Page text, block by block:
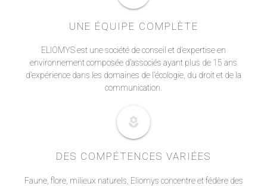
UNE ÉQUIPE COMPLÈTE
ELIOMYS est une société de conseil et d’expertise en
environnement composée d’associés ayant plus de 15 ans
d’expérience dans les domaines de l’écologie, du droit et de la
communication.
local_florist
DES COMPÉTENCES VARIÉES
Faune, flore, milieux naturels, Eliomys concentre et fédère des